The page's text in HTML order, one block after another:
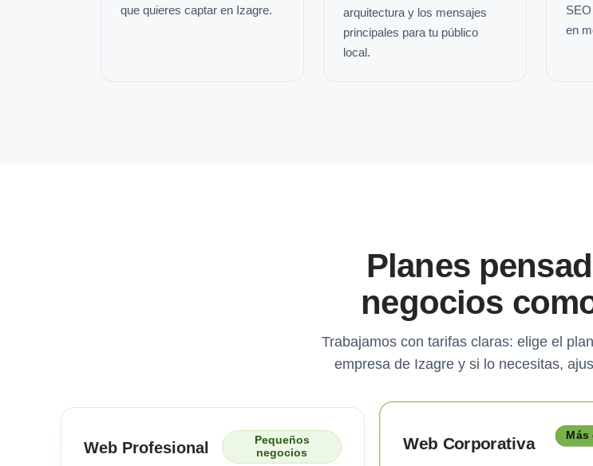
que quieres captar en Izagre.
arquitectura y los mensajes
principales para tu público
local.
en
Planes
negocios
Trabajamos con tarifas claras: elige el
empresa de Izagre y si lo necesitas,
Web Profesional
Pequeños
negocios
Web Corporativa Más